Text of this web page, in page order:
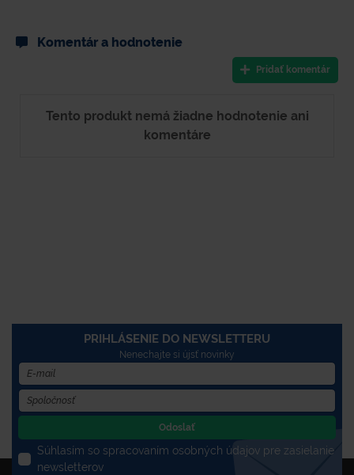
Komentár a hodnotenie
Pridať komentár
Tento produkt nemá žiadne hodnotenie ani
komentáre
PRIHLÁSENIE DO NEWSLETTERU
Nenechajte si újsť novinky
Odoslať
Súhlasím so spracovaním osobných údajov pre zasielanie
newsletterov